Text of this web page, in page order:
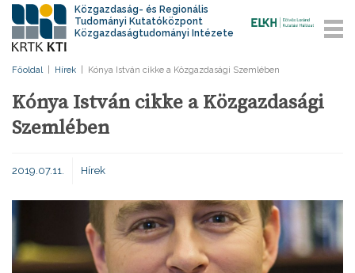
Közgazdaság- és Regionális
Tudományi Kutatóközpont
Közgazdaságtudományi Intézete
Főoldal Hírek Kónya István cikke a Közgazdasági Szemlében
Kónya István cikke a Közgazdasági
Szemlében
2019.07.11. Hírek